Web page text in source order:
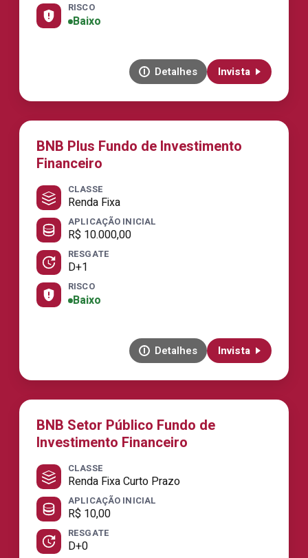
RISCO
Baixo
Detalhes Invista
BNB Plus Fundo de Investimento
Financeiro
CLASSE
Renda Fixa
APLICAÇÃO INICIAL
R$ 10.000,00
RESGATE
D+1
RISCO
Baixo
Detalhes Invista
BNB Setor Público Fundo de
Investimento Financeiro
CLASSE
Renda Fixa Curto Prazo
APLICAÇÃO INICIAL
R$ 10,00
RESGATE
D+0